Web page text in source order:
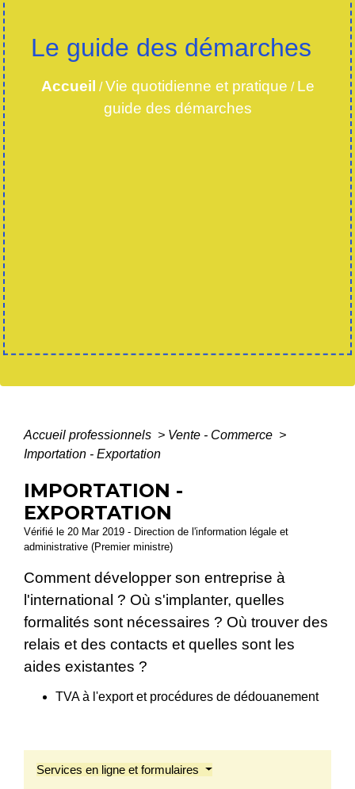
Le guide des démarches
Accueil /Vie quotidienne et pratique / Le
guide des démarches
Accueil professionnels > Vente - Commerce >
Importation - Exportation
IMPORTATION -
EXPORTATION
Vérifié le 20 Mar 2019 - Direction de l'information légale et
administrative (Premier ministre)
Comment développer son entreprise à
l'international ? Où s'implanter, quelles
formalités sont nécessaires ? Où trouver des
relais et des contacts et quelles sont les
aides existantes ?
TVA à l'export et procédures de dédouanement
Services en ligne et formulaires